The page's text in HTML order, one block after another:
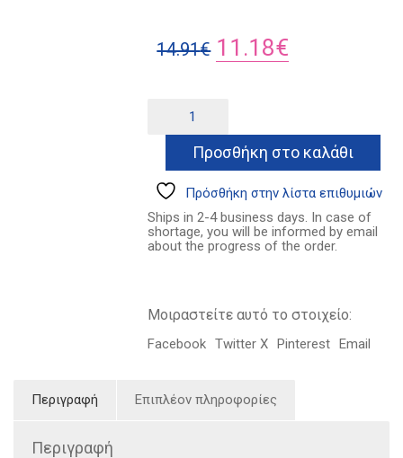
14.91€ Original
14.91€.
11.18€
είναι:
11.18€.
διπλός
εκλογικός
σεισμός
ποσότητα
Προσθήκη στο καλάθι
Πρόσθήκη στην λίστα επιθυμιών
Ships in 2-4 business days. In case of
shortage, you will be informed by email
about the progress of the order.
Μοιραστείτε αυτό το στοιχείο:
Facebook Twitter X Pinterest Email
Περιγραφή Επιπλέον πληροφορίες
Περιγραφή